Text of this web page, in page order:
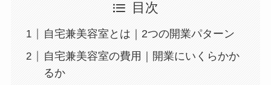
目次
自宅兼美容室とは｜2つの開業パターン
自宅兼美容室の費用｜開業にいくらかか
るか